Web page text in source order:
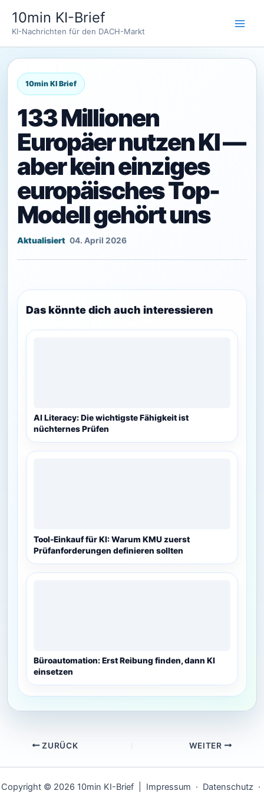
Inhalt
springen
10min KI-Brief
KI-Nachrichten für den DACH-Markt
133 Millionen
Europäer nutzen KI —
aber kein einziges
europäisches Top-
Modell gehört uns
04. April 2026
Das könnte dich auch interessieren
AI Literacy: Die wichtigste Fähigkeit ist
nüchternes Prüfen
Tool-Einkauf für KI: Warum KMU zuerst
Prüfanforderungen definieren sollten
Büroautomation: Erst Reibung finden, dann KI
einsetzen
ZURÜCK WEITER
Copyright © 2026 10min KI-Brief | Impressum · Datenschutz ·